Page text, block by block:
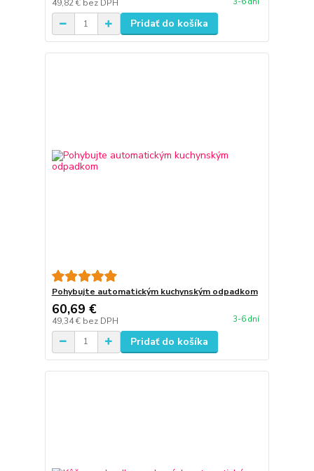
49,82 € bez DPH
Pridať do košíka
Pohybujte automatickým kuchynským odpadkom
60,69 €
49,34 € bez DPH 3-6 dní
Pridať do košíka